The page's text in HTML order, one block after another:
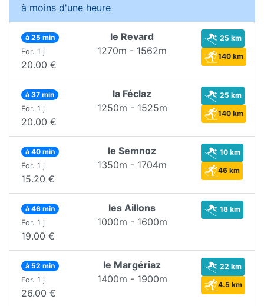
à moins d'une heure
à 25 min
For. 1 j
20.00 €
le Revard
1270m - 1562m
25 km
140 km
à 37 min
For. 1 j
20.00 €
la Féclaz
1250m - 1525m
25 km
140 km
à 40 min
For. 1 j
15.20 €
le Semnoz
1350m - 1704m
10 km
46 km
à 46 min
For. 1 j
19.00 €
les Aillons
1000m - 1600m
18 km
à 52 min
For. 1 j
26.00 €
le Margériaz
1400m - 1900m
22 km
4.5 km